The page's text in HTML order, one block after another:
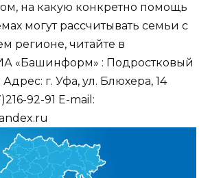
на какую конкретно помощь
могут рассчитывать семьи с
регионе, читайте в
«Башинформ» : Подростковый
г. Уфа, ул. Блюхера, 14
92-91 E-mail: